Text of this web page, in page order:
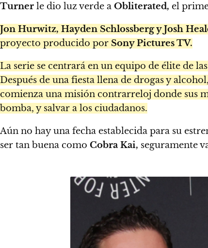
Turner le dio luz verde a Obliterated, el
Jon Hurwitz, Hayden Schlossberg y Josh
proyecto producido por Sony Pictures TV.
La serie se centrará en un equipo de élite de
Después de una fiesta llena de drogas y
comienza una misión contrarreloj donde sus
bomba, y salvar a los ciudadanos.
Aún no hay una fecha establecida para su
ser tan buena como Cobra Kai, seguramente